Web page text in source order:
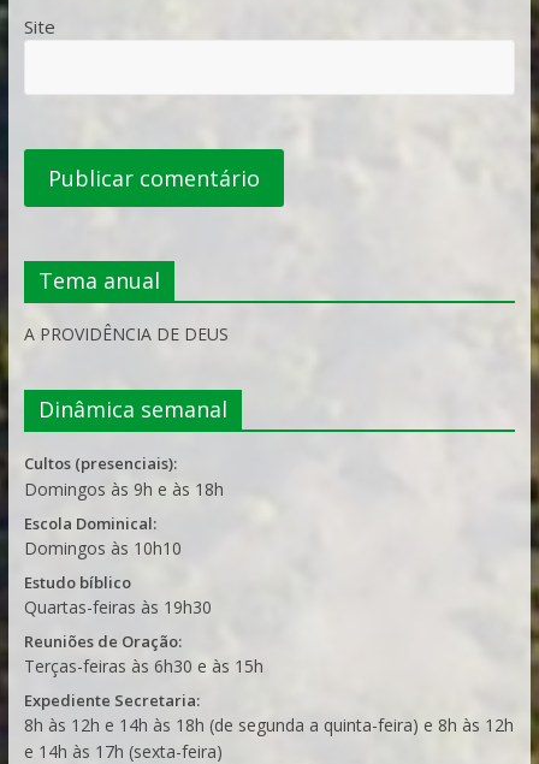
Site
Tema anual
A PROVIDÊNCIA DE DEUS
Dinâmica semanal
Cultos (presenciais):
Domingos às 9h e às 18h
Escola Dominical:
Domingos às 10h10
Estudo bíblico
Quartas-feiras às 19h30
Reuniões de Oração:
Terças-feiras às 6h30 e às 15h
Expediente Secretaria:
8h às 12h e 14h às 18h (de segunda a quinta-feira) e 8h às 12h
e 14h às 17h (sexta-feira)